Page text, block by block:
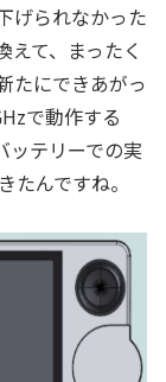
げられなかった
えて、まったく
たにできあがっ
で動作する
ッテリーでの実
んですね。